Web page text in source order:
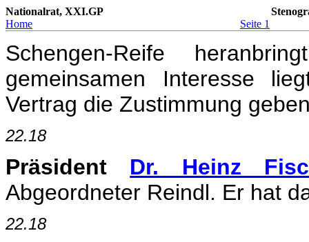
Nationalrat, XXI.GP
Home
Seite 1
Schengen-Reife
gemeinsamen Interesse
Vertrag die Zustimmung
22.18
Präsident Dr. Heinz
Abgeordneter Reindl. Er hat
22.18